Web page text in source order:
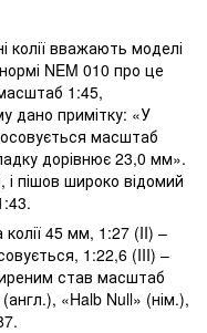
колії вважають моделі
NEM 010 про це
1:45,
дано примітку: «У
масштаб
дорівнює 23,0 мм».
пішов широко відомий
45 мм, 1:27 (II) –
1:22,6 (III) –
став масштаб
«Halb Null» (нім.),